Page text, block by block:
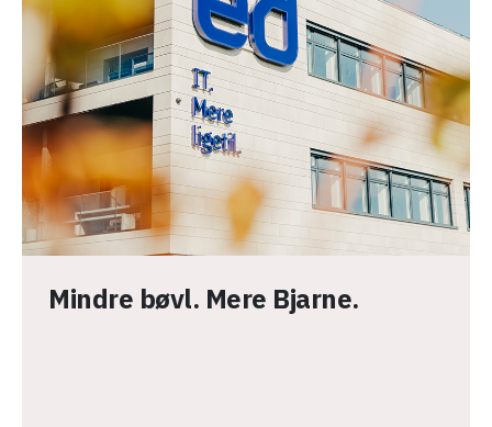
Mindre bøvl. Mere Bjarne.